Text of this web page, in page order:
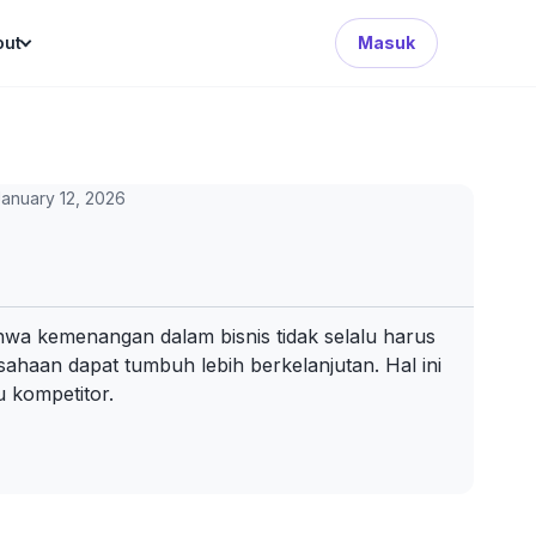
Masuk
Search Button
12, 2026
kemenangan dalam bisnis tidak selalu harus
dapat tumbuh lebih berkelanjutan. Hal ini
kompetitor.